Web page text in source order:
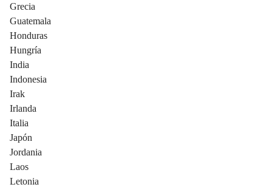
Grecia
Guatemala
Honduras
Hungría
India
Indonesia
Irak
Irlanda
Italia
Japón
Jordania
Laos
Letonia